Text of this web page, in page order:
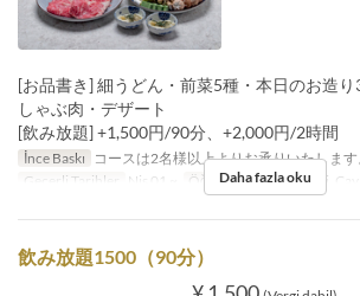
[お品書き] 細うどん・前菜5種・本日のお造
しゃぶ肉・デザート
[飲み放題] +1,500円/90分、+2,000円/2時間
İnce Baskı
コースは2名様以上よりお承りいたします
Geçerli Tarihler
Nis 01 ~ Öğünler Öğle Yemeği,
Daha fazla oku
飲み放題1500（90分）